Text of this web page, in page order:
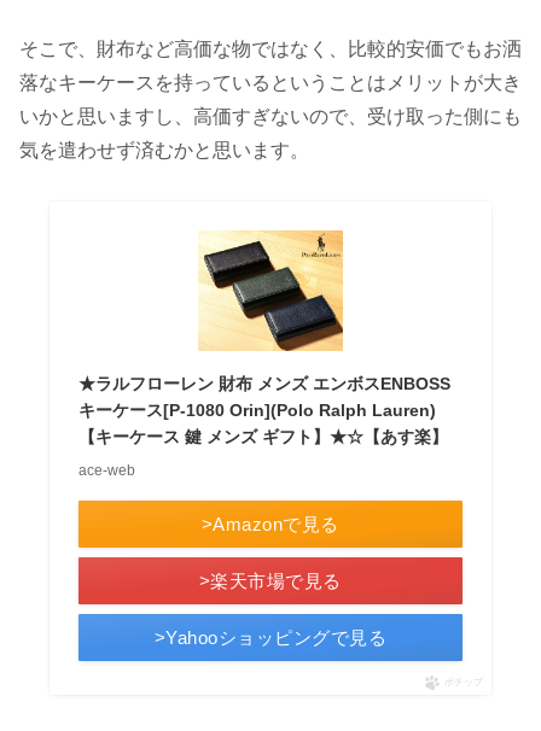
そこで、財布など高価な物ではなく、比較的安価でもお洒
落なキーケースを持っているということはメリットが大き
いかと思いますし、高価すぎないので、受け取った側にも
気を遣わせず済むかと思います。
★ラルフローレン 財布 メンズ エンボスENBOSS
キーケース[P-1080 Orin](Polo Ralph Lauren)
【キーケース 鍵 メンズ ギフト】★☆【あす楽】
ace-web
>Amazonで見る
>楽天市場で見る
>Yahooショッピングで見る
ポチップ